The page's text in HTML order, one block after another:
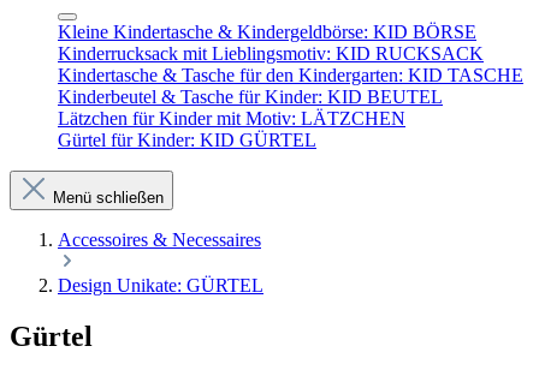
Kleine Kindertasche & Kindergeldbörse: KID BÖRSE
Kinderrucksack mit Lieblingsmotiv: KID RUCKSACK
Kindertasche & Tasche für den Kindergarten: KID TASCHE
Kinderbeutel & Tasche für Kinder: KID BEUTEL
Lätzchen für Kinder mit Motiv: LÄTZCHEN
Gürtel für Kinder: KID GÜRTEL
Menü schließen
Accessoires & Necessaires
Design Unikate: GÜRTEL
Gürtel